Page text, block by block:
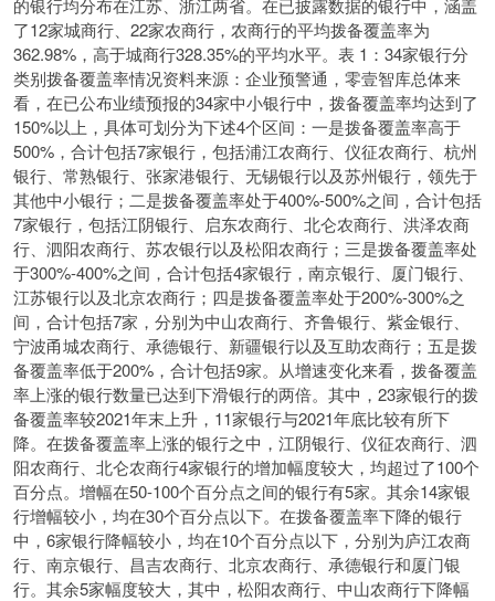
的银行均分布在江苏、浙江两省。在已披露数据的银行中，涵盖
了12家城商行、22家农商行，农商行的平均拨备覆盖率为
362.98%，高于城商行328.35%的平均水平。表 1：34家银行分
类别拨备覆盖率情况资料来源：企业预警通，零壹智库总体来
看，在已公布业绩预报的34家中小银行中，拨备覆盖率均达到了
150%以上，具体可划分为下述4个区间：一是拨备覆盖率高于
500%，合计包括7家银行，包括浦江农商行、仪征农商行、杭州
银行、常熟银行、张家港银行、无锡银行以及苏州银行，领先于
其他中小银行；二是拨备覆盖率处于400%-500%之间，合计包括
7家银行，包括江阴银行、启东农商行、北仑农商行、洪泽农商
行、泗阳农商行、苏农银行以及松阳农商行；三是拨备覆盖率处
于300%-400%之间，合计包括4家银行，南京银行、厦门银行、
江苏银行以及北京农商行；四是拨备覆盖率处于200%-300%之
间，合计包括7家，分别为中山农商行、齐鲁银行、紫金银行、
宁波甬城农商行、承德银行、新疆银行以及互助农商行；五是拨
备覆盖率低于200%，合计包括9家。从增速变化来看，拨备覆盖
率上涨的银行数量已达到下滑银行的两倍。其中，23家银行的拨
备覆盖率较2021年末上升，11家银行与2021年底比较有所下
降。在拨备覆盖率上涨的银行之中，江阴银行、仪征农商行、泗
阳农商行、北仑农商行4家银行的增加幅度较大，均超过了100个
百分点。增幅在50-100个百分点之间的银行有5家。其余14家银
行增幅较小，均在30个百分点以下。在拨备覆盖率下降的银行
中，6家银行降幅较小，均在10个百分点以下，分别为庐江农商
行、南京银行、昌吉农商行、北京农商行、承德银行和厦门银
行。其余5家幅度较大，其中，松阳农商行、中山农商行下降幅